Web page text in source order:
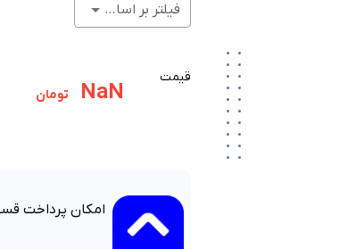
فیلتر بر اساس وزن (گرم)
قیمت
NaN تومان
امکان پرداخت